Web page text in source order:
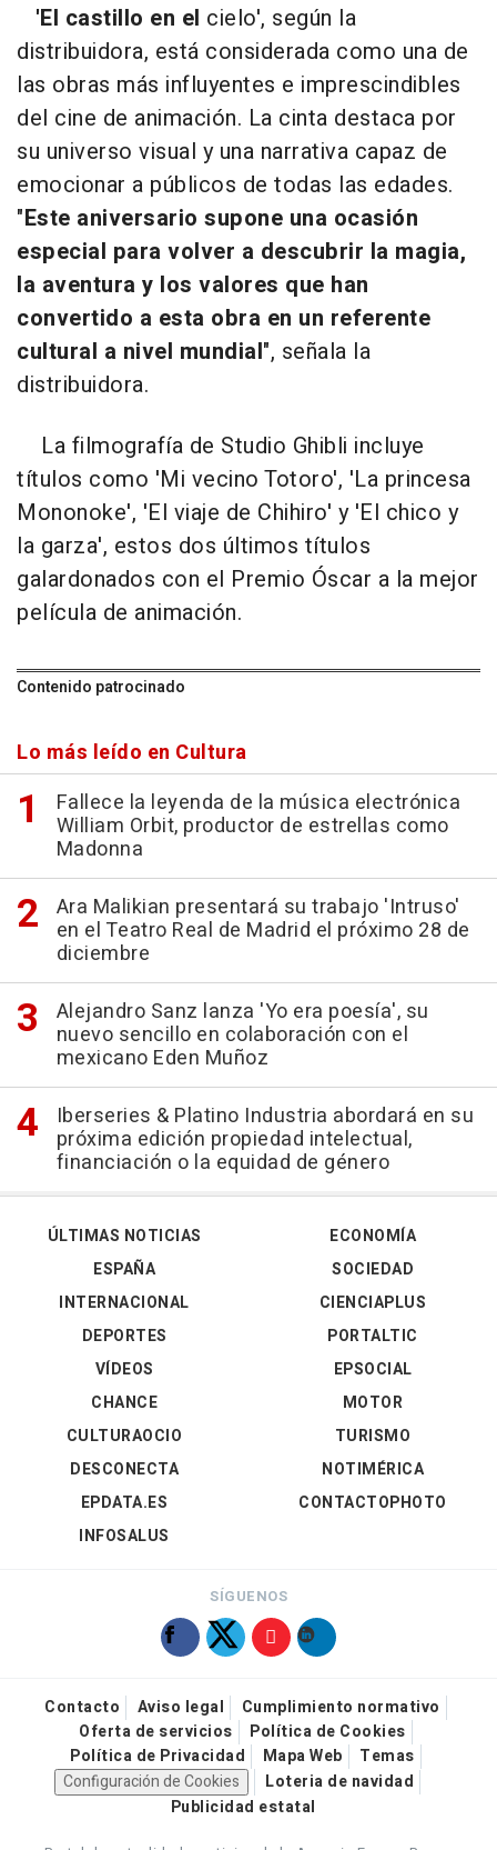
'El castillo en el cielo', según la
distribuidora, está considerada como una de
las obras más influyentes e imprescindibles
del cine de animación. La cinta destaca por
su universo visual y una narrativa capaz de
emocionar a públicos de todas las edades.
"Este aniversario supone una ocasión
especial para volver a descubrir la magia,
la aventura y los valores que han
convertido a esta obra en un referente
cultural a nivel mundial", señala la
distribuidora.
La filmografía de Studio Ghibli incluye
títulos como 'Mi vecino Totoro', 'La princesa
Mononoke', 'El viaje de Chihiro' y 'El chico y
la garza', estos dos últimos títulos
galardonados con el Premio Óscar a la mejor
película de animación.
Contenido patrocinado
Lo más leído en Cultura
Fallece la leyenda de la música electrónica
William Orbit, productor de estrellas como
Madonna
Ara Malikian presentará su trabajo 'Intruso'
en el Teatro Real de Madrid el próximo 28 de
diciembre
Alejandro Sanz lanza 'Yo era poesía', su
nuevo sencillo en colaboración con el
mexicano Eden Muñoz
Iberseries & Platino Industria abordará en su
próxima edición propiedad intelectual,
financiación o la equidad de género
ÚLTIMAS NOTICIAS
ESPAÑA
INTERNACIONAL
DEPORTES
VÍDEOS
ECONOMÍA
SOCIEDAD
CIENCIAPLUS
PORTALTIC
EPSOCIAL
CHANCE
CULTURAOCIO
DESCONECTA
EPDATA.ES
INFOSALUS
MOTOR
TURISMO
NOTIMÉRICA
CONTACTOPHOTO
SÍGUENOS
Contacto Aviso legal
Cumplimiento normativo
Oferta de servicios
Política de Cookies
Política de Privacidad
Mapa Web
Temas
Configuración de Cookies
Loteria de navidad
Publicidad estatal